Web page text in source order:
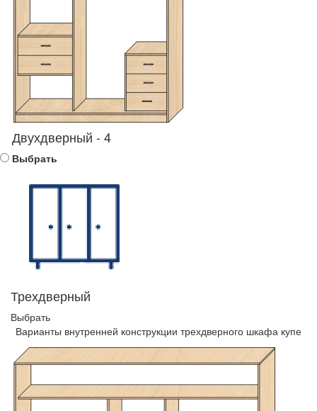
Двухдверный - 4
Выбрать
Трехдверный
Выбрать
Варианты внутренней конструкции трехдверного шкафа купе